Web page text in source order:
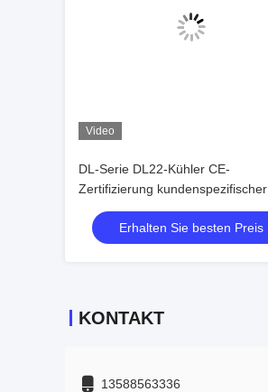
Video
DL-Serie DL22-Kühler CE-
Zertifizierung kundenspezifischer
Luftkühler 3 PS
Kälteanlagenverdampfer
Deckenverdampfer, geeignet für
Erhalten Sie besten Preis
KONTAKT
13588563336